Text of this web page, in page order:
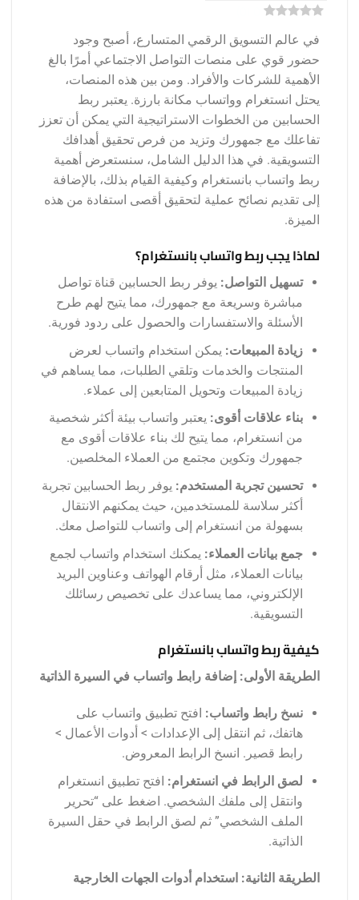
في عالم التسويق الرقمي المتسارع، أصبح وجود
حضور قوي على منصات التواصل الاجتماعي أمرًا بالغ
الأهمية للشركات والأفراد. ومن بين هذه المنصات،
يحتل انستغرام وواتساب مكانة بارزة. يعتبر ربط
الحسابين من الخطوات الاستراتيجية التي يمكن أن تعزز
تفاعلك مع جمهورك وتزيد من فرص تحقيق أهدافك
التسويقية. في هذا الدليل الشامل، سنستعرض أهمية
ربط واتساب بانستغرام وكيفية القيام بذلك، بالإضافة
إلى تقديم نصائح عملية لتحقيق أقصى استفادة من هذه
الميزة.
لماذا يجب ربط واتساب بانستغرام؟
تسهيل التواصل: يوفر ربط الحسابين قناة تواصل
مباشرة وسريعة مع جمهورك، مما يتيح لهم طرح
الأسئلة والاستفسارات والحصول على ردود فورية.
زيادة المبيعات: يمكن استخدام واتساب لعرض
المنتجات والخدمات وتلقي الطلبات، مما يساهم في
زيادة المبيعات وتحويل المتابعين إلى عملاء.
بناء علاقات أقوى: يعتبر واتساب بيئة أكثر شخصية
من انستغرام، مما يتيح لك بناء علاقات أقوى مع
جمهورك وتكوين مجتمع من العملاء المخلصين.
تحسين تجربة المستخدم: يوفر ربط الحسابين تجربة
أكثر سلاسة للمستخدمين، حيث يمكنهم الانتقال
بسهولة من انستغرام إلى واتساب للتواصل معك.
جمع بيانات العملاء: يمكنك استخدام واتساب لجمع
بيانات العملاء، مثل أرقام الهواتف وعناوين البريد
الإلكتروني، مما يساعدك على تخصيص رسائلك
التسويقية.
كيفية ربط واتساب بانستغرام
الطريقة الأولى: إضافة رابط واتساب في السيرة الذاتية
نسخ رابط واتساب: افتح تطبيق واتساب على
هاتفك، ثم انتقل إلى الإعدادات > أدوات الأعمال >
رابط قصير. انسخ الرابط المعروض.
لصق الرابط في انستغرام: افتح تطبيق انستغرام
وانتقل إلى ملفك الشخصي. اضغط على “تحرير
الملف الشخصي” ثم لصق الرابط في حقل السيرة
الذاتية.
الطريقة الثانية: استخدام أدوات الجهات الخارجية